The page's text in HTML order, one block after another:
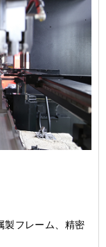
製フレーム、精密